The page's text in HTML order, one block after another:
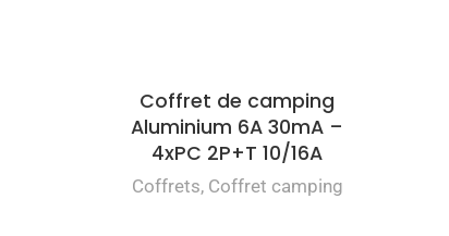
Coffret de camping
Aluminium 6A 30mA –
4xPC 2P+T 10/16A
Coffrets, Coffret camping